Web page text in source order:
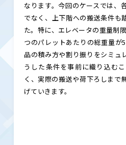
なります。今回のケースでは、
でなく、上下階への搬送条件も
た。特に、エレベータの重量制
つのパレットあたりの総重量が
品の積み方や割り振りをシミュ
うした条件を事前に織り込む
く、実際の搬送や荷下ろしまで
げていきます。